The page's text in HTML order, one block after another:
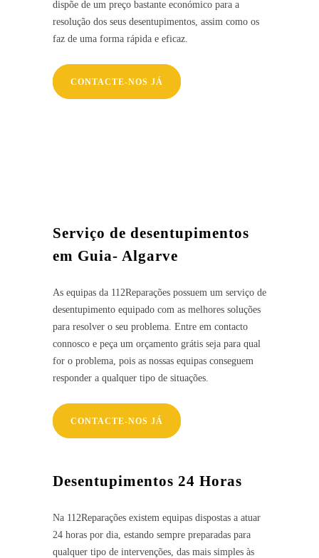
dispõe de um preço bastante económico para a
resolução dos seus desentupimentos, assim como os
faz de uma forma rápida e eficaz.
CONTACTE-NOS JÁ
Serviço de desentupimentos
em Guia- Algarve
As equipas da 112Reparações possuem um serviço de
desentupimento equipado com as melhores soluções
para resolver o seu problema. Entre em contacto
connosco e peça um orçamento grátis seja para qual
for o problema, pois as nossas equipas conseguem
responder a qualquer tipo de situações.
CONTACTE-NOS JÁ
Desentupimentos 24 Horas
Na 112Reparações existem equipas dispostas a atuar
24 horas por dia, estando sempre preparadas para
qualquer tipo de intervenções, das mais simples às